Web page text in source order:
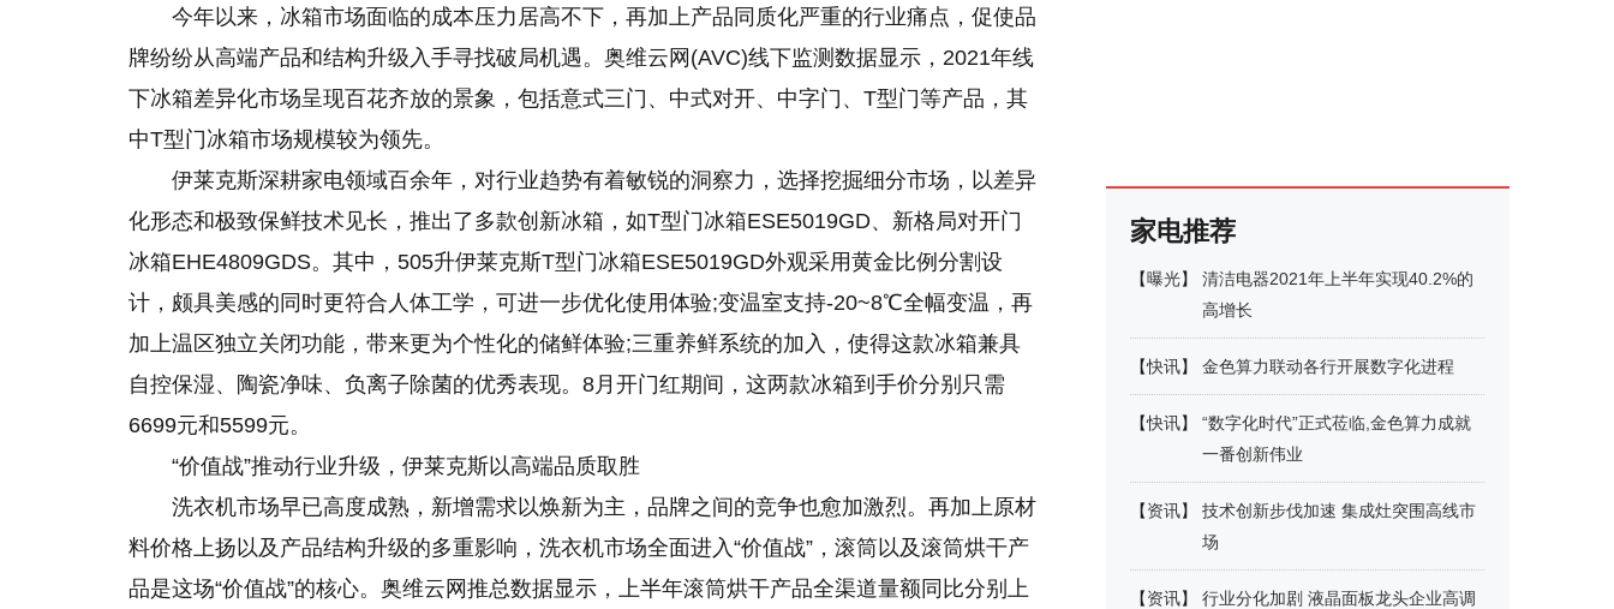
今年以来，冰箱市场面临的成本压力居高不下，再加上产品同质化严重的行业痛点，促使品
牌纷纷从高端产品和结构升级入手寻找破局机遇。奥维云网(AVC)线下监测数据显示，2021年线
下冰箱差异化市场呈现百花齐放的景象，包括意式三门、中式对开、中字门、T型门等产品，其
中T型门冰箱市场规模较为领先。
伊莱克斯深耕家电领域百余年，对行业趋势有着敏锐的洞察力，选择挖掘细分市场，以差异
化形态和极致保鲜技术见长，推出了多款创新冰箱，如T型门冰箱ESE5019GD、新格局对开门
冰箱EHE4809GDS。其中，505升伊莱克斯T型门冰箱ESE5019GD外观采用黄金比例分割设
计，颇具美感的同时更符合人体工学，可进一步优化使用体验;变温室支持-20~8℃全幅变温，再
加上温区独立关闭功能，带来更为个性化的储鲜体验;三重养鲜系统的加入，使得这款冰箱兼具
自控保湿、陶瓷净味、负离子除菌的优秀表现。8月开门红期间，这两款冰箱到手价分别只需
6699元和5599元。
“价值战”推动行业升级，伊莱克斯以高端品质取胜
洗衣机市场早已高度成熟，新增需求以焕新为主，品牌之间的竞争也愈加激烈。再加上原材
料价格上扬以及产品结构升级的多重影响，洗衣机市场全面进入“价值战”，滚筒以及滚筒烘干产
品是这场“价值战”的核心。奥维云网推总数据显示，上半年滚筒烘干产品全渠道量额同比分别上
家电推荐
【曝光】
清洁电器2021年上半年实现40.2%的
高增长
【快讯】 金色算力联动各行开展数字化进程
【快讯】
“数字化时代”正式莅临,金色算力成就
一番创新伟业
【资讯】
技术创新步伐加速 集成灶突围高线市
场
【资讯】
行业分化加剧 液晶面板龙头企业高调